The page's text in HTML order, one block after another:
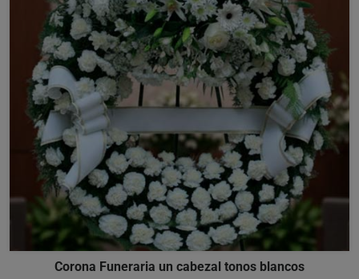
Corona Funeraria un cabezal tonos blancos